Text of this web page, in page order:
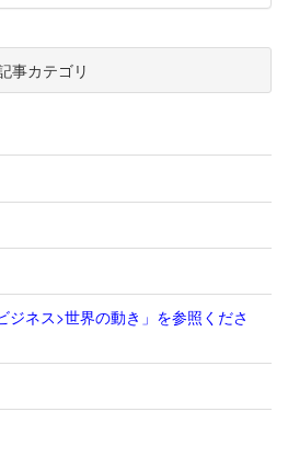
事カテゴリ
ジネス>世界の動き」を参照くださ